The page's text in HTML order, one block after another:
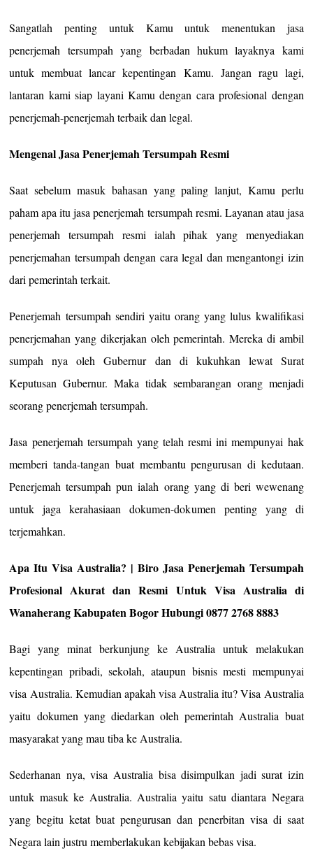
Sangatlah penting untuk Kamu untuk menentukan jasa
penerjemah tersumpah yang berbadan hukum layaknya kami
untuk membuat lancar kepentingan Kamu. Jangan ragu lagi,
lantaran kami siap layani Kamu dengan cara profesional dengan
penerjemah-penerjemah terbaik dan legal.
Mengenal Jasa Penerjemah Tersumpah Resmi
Saat sebelum masuk bahasan yang paling lanjut, Kamu perlu
paham apa itu jasa penerjemah tersumpah resmi. Layanan atau jasa
penerjemah tersumpah resmi ialah pihak yang menyediakan
penerjemahan tersumpah dengan cara legal dan mengantongi izin
dari pemerintah terkait.
Penerjemah tersumpah sendiri yaitu orang yang lulus kwalifikasi
penerjemahan yang dikerjakan oleh pemerintah. Mereka di ambil
sumpah nya oleh Gubernur dan di kukuhkan lewat Surat
Keputusan Gubernur. Maka tidak sembarangan orang menjadi
seorang penerjemah tersumpah.
Jasa penerjemah tersumpah yang telah resmi ini mempunyai hak
memberi tanda-tangan buat membantu pengurusan di kedutaan.
Penerjemah tersumpah pun ialah orang yang di beri wewenang
untuk jaga kerahasiaan dokumen-dokumen penting yang di
terjemahkan.
Apa Itu Visa Australia? | Biro Jasa Penerjemah Tersumpah
Profesional Akurat dan Resmi Untuk Visa Australia di
Wanaherang Kabupaten Bogor Hubungi 0877 2768 8883
Bagi yang minat berkunjung ke Australia untuk melakukan
kepentingan pribadi, sekolah, ataupun bisnis mesti mempunyai
visa Australia. Kemudian apakah visa Australia itu? Visa Australia
yaitu dokumen yang diedarkan oleh pemerintah Australia buat
masyarakat yang mau tiba ke Australia.
Sederhanan nya, visa Australia bisa disimpulkan jadi surat izin
untuk masuk ke Australia. Australia yaitu satu diantara Negara
yang begitu ketat buat pengurusan dan penerbitan visa di saat
Negara lain justru memberlakukan kebijakan bebas visa.